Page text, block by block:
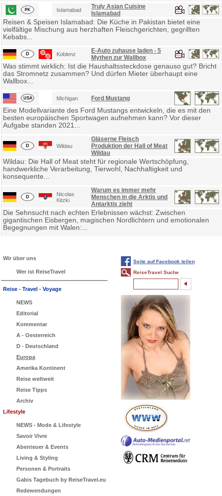
Islamabad
Truly Asian Cuisine
Islamabad
Reisen & Speisen Islamabad: Die Küche in Pakistan bietet eine
vielfältige Mischung aus herzhaften Fleischgerichten, gegrillten
Kebabs...
Koblenz
E-Auto zuhause laden - 5
Mythen zur Wallbox
Was stimmt wirklich: Ist die Haushaltssteckdose genauso gut? Bricht
das Stromnetz zusammen? Und dürfen Mieter überhaupt eine
Wallbox...
Michigan Ford Mustang
Eine Modellvariante des Ford Mustangs entwickeln, die es mit den
besten europäischen Sportwagen aufnehmen kann? Vor dieser
Aufgabe standen 2021...
Wildau
Gläserne Fleisch
Produktion der Hall of Meat
Wildau
Wildau: Die Hall of Meat steht für regionale Wertschöpfung,
handwerkliche Verarbeitung, Tierwohl, Nachhaltigkeit und
konsequente...
Nicolas
Kitzki
Warum es immer mehr
Menschen in die Arktis und
Antarktis zieht
Die Sehnsucht nach echten Erlebnissen wächst: Zwischen
gigantischen Eisbergen, magischen Nordlichtern und emotionalen
Begegnungen mit Walen:...
Wir über uns
Wer ist ReiseTravel
Reise - Travel - Voyage
NEWS
Editorial
Kommentar
A - Oesterreich
D - Deutschland
Europa
Amerika Kontinent
Reise weltweit
Reise Tipps
Archiv
Lifestyle
NEWS - Mode & Lifestyle
Savoir Vivre
Abenteuer & Events
Living & Styling
Personen & Portraits
Gabis Tagebuch by ReiseTravel.eu
Redewendungen
Seite auf Facebook teilen
ReiseTravel Suche